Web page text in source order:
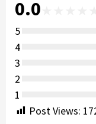
0.0
5
4
3
2
1
Post Views: